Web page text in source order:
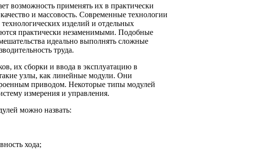
возможность применять их в практически
и массовость. Современные технологии
изделий и отдельных
практически незаменимыми. Подобные
идеально выполнять сложные
труда.
их сборки и ввода в эксплуатацию в
узлы, как линейные модули. Они
приводом. Некоторые типы модулей
измерения и управления.
можно назвать:
хода;